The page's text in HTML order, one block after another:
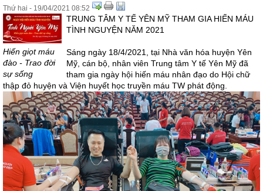
Thứ hai - 19/04/2021 08:52
Hiến giọt máu
đào - Trao đời
sự sống
TRUNG TÂM Y TẾ YÊN MỸ THAM GIA HIẾN MÁU
TÌNH NGUYỆN NĂM 2021
Sáng ngày 18/4/2021, tại Nhà văn hóa huyện Yên
Mỹ, cán bộ, nhân viên Trung tâm Y tế Yên Mỹ đã
tham gia ngày hội hiến máu nhân đạo do Hội chữ
thập đỏ huyện và Viện huyết học truyền máu TW phát động.